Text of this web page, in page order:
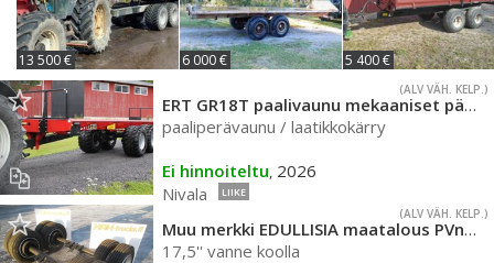
13 500 € 6 000 € 5 400 €
(ALV VÄH. KELP.)
ERT GR18T paalivaunu mekaaniset päädyt
paaliperävaunu / laatikkokärry
Ei hinnoiteltu, 2026
Nivala
LIIKE
(ALV VÄH. KELP.)
Muu merkki EDULLISIA maatalous PVnakseli
17,5'' vanne koolla